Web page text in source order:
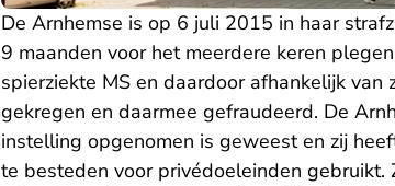
De Arnhemse is op 6 juli 2015 in haar
9 maanden voor het meerdere keren
spierziekte MS en daardoor afhankelijk
gekregen en daarmee gefraudeerd. De
instelling opgenomen is geweest en zij
te besteden voor privédoeleinden